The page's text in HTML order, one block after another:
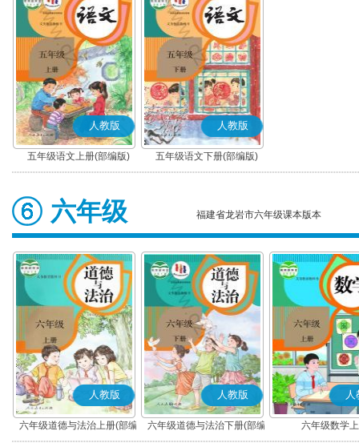
人教版
五年级语文上册(部编版)
人教版
五年级语文下册(部编版)
六年级 福建省龙岩市六年级课本版本
人教版
六年级道德与法治上册(部编
版)
人教版
六年级道德与法治下册(部编
版)
人
六年级数学